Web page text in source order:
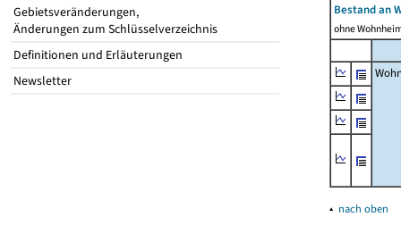
Gebietsveränderungen,
Änderungen zum Schlüsselverzeichnis
Definitionen und Erläuterungen
Newsletter
Bestand an
ohne
▴ nach oben